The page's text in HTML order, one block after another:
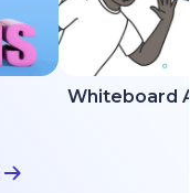
Whiteboard